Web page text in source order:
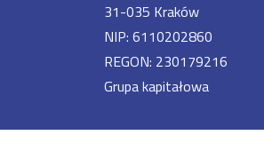
31-035 Kraków
NIP: 6110202860
REGON: 230179216
Grupa kapitałowa